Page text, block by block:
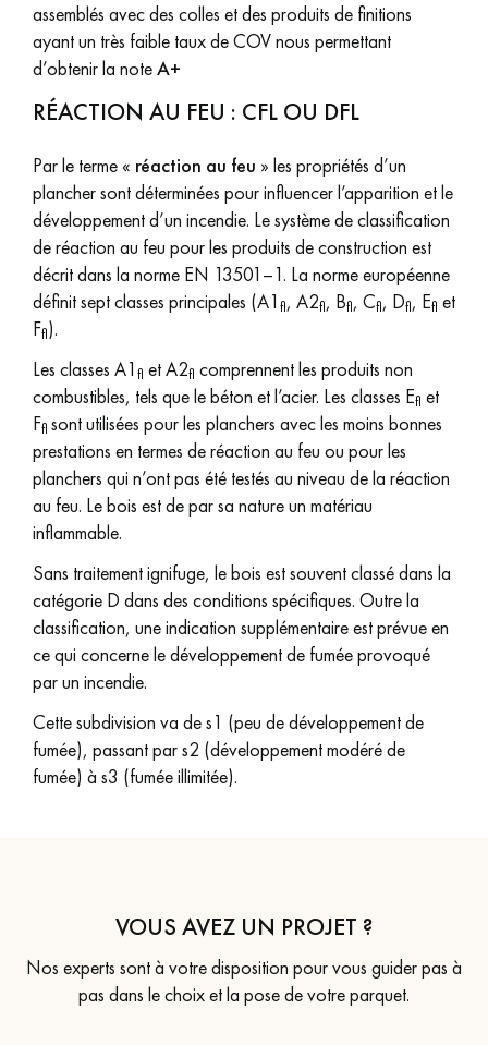
Obtenez un devis gratuit !
assemblés avec des colles et des produits de finitions
ayant un très faible taux de COV nous permettant
d’obtenir la noteA+
RÉACTION AU FEU : CFL OU DFL
Par le terme « réaction au feu » les propriétés d’un
plancher sont déterminées pour influencer l’apparition et le
développement d’un incendie. Le système de classification
de réaction au feu pour les produits de construction est
décrit dans la norme EN 13501–1. La norme européenne
définit sept classes principales (A1 fl, A2fl, Bfl, Cfl, Dfl, Efl et
Ffl).
Les classes A1 fl et A2fl comprennent les produits non
combustibles, tels que le béton et l’acier. Les classes Efl et
Ffl sont utilisées pour les planchers avec les moins bonnes
prestations en termes de réaction au feu ou pour les
planchers qui n’ont pas été testés au niveau de la réaction
au feu. Le bois est de par sa nature un matériau
inflammable.
Sans traitement ignifuge, le bois est souvent classé dans la
catégorie D dans des conditions spécifiques. Outre la
classification, une indication supplémentaire est prévue en
ce qui concerne le développement de fumée provoqué
par un incendie.
Cette subdivision va de s1 (peu de développement de
fumée), passant par s2 (développement modéré de
fumée) à s3 (fumée illimitée).
VOUS AVEZ UN PROJET ?
Nos experts sont à votre disposition pour vous guider pas à
pas dans le choix et la pose de votre parquet.